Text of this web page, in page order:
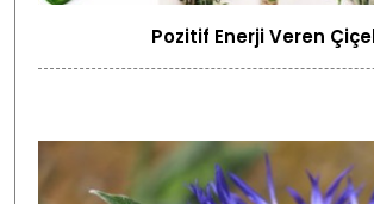
Pozitif Enerji Veren